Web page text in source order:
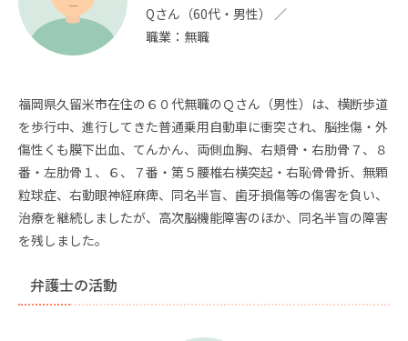
Qさん（60代・男性） ／
職業：無職
福岡県久留米市在住の６０代無職のＱさん（男性）は、横断歩道
を歩行中、進行してきた普通乗用自動車に衝突され、脳挫傷・外
傷性くも膜下出血、てんかん、両側血胸、右頬骨・右肋骨７、８
番・左肋骨１、６、７番・第５腰椎右横突起・右恥骨骨折、無顆
粒球症、右動眼神経麻痺、同名半盲、歯牙損傷等の傷害を負い、
治療を継続しましたが、高次脳機能障害のほか、同名半盲の障害
を残しました。
弁護士の活動